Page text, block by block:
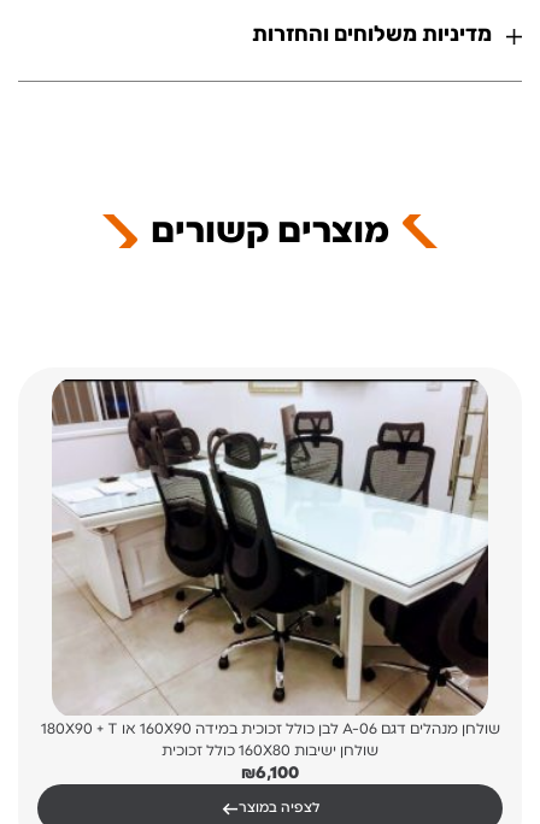
מדיניות משלוחים והחזרות
מוצרים קשורים
שולחן מנהלים דגם A-06 לבן כולל זכוכית במידה 160X90 או 180X90 + T
שולחן ישיבות 160X80 כולל זכוכית
₪6,100
←לצפיה במוצר